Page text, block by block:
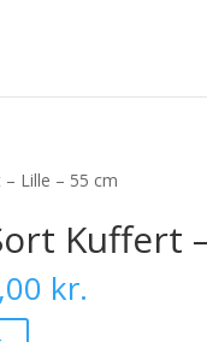
Lille – 55 cm
Kuffert
kr.